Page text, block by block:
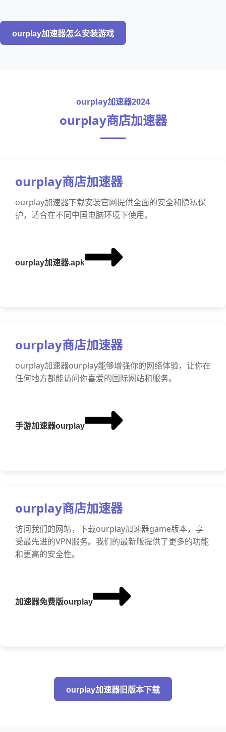
ourplay加速器怎么安装游戏
ourplay加速器2024
ourplay商店加速器
ourplay商店加速器
ourplay加速器下载安装官网提供全面的安全和隐私保
护，适合在不同中国电脑环境下使用。
ourplay加速器.apk
ourplay商店加速器
ourplay加速器ourplay能够增强你的网络体验，让你在
任何地方都能访问你喜爱的国际网站和服务。
手游加速器ourplay
ourplay商店加速器
访问我们的网站，下载ourplay加速器game版本，享
受最先进的VPN服务。我们的最新版提供了更多的功能
和更高的安全性。
加速器免费版ourplay
ourplay加速器旧版本下载